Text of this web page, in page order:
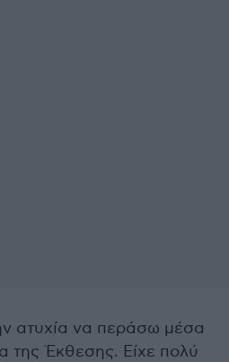
ατυχία να περάσω μέσα
της Έκθεσης. Είχε πολύ